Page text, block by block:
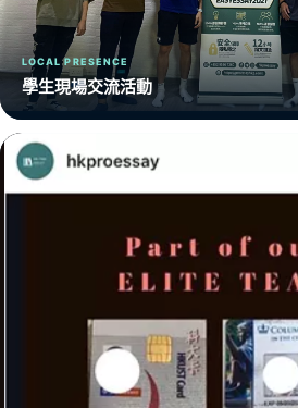
LOCAL PRESENCE
學生現場交流活動